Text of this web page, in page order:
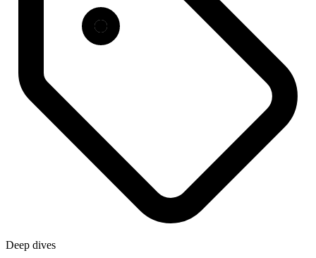
Deep dives